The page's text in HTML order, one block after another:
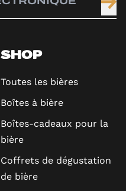
SHOP
Toutes les bières
Boîtes à bière
Boîtes-cadeaux pour la
bière
Coffrets de dégustation
de bière